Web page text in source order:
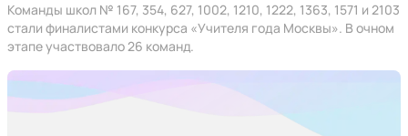
Команды школ № 167, 354, 627, 1002, 1210, 1222, 1363, 1571 и 2103
стали финалистами конкурса «Учителя года Москвы». В очном
этапе участвовало 26 команд.